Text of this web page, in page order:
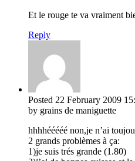
Et le rouge te va vraiment
Reply
Posted 22 February 2009
by grains de maniguette
hhhhééééé non,je n’ai
2 grands problèmes à ça:
1)je suis trés grande (1.80)